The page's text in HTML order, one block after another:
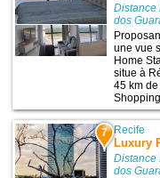
Distance
dos
une vue
Home
situe à
45 km
Shopping
7 Recife
Luxury
Distance
dos